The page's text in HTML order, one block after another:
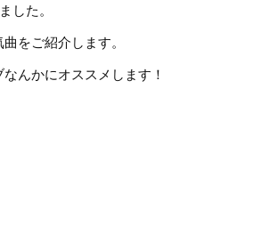
した。
をご紹介します。
んかにオススメします！